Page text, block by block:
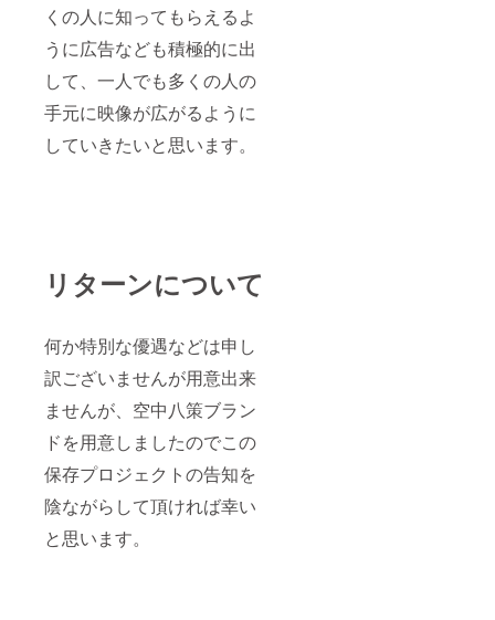
くの人に知ってもらえるよ
うに広告なども積極的に出
して、一人でも多くの人の
手元に映像が広がるように
していきたいと思います。
リターンについて
何か特別な優遇などは申し
訳ございませんが用意出来
ませんが、空中八策ブラン
ドを用意しましたのでこの
保存プロジェクトの告知を
陰ながらして頂ければ幸い
と思います。